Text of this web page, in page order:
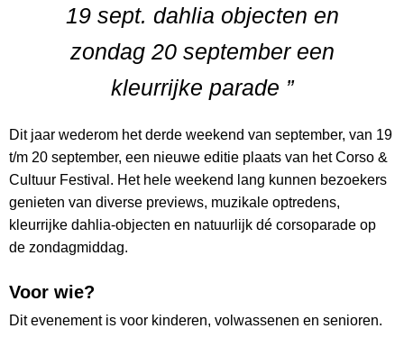
19 sept. dahlia objecten en
zondag 20 september een
kleurrijke parade ”
Dit jaar wederom het derde weekend van september, van 19
t/m 20 september, een nieuwe editie plaats van het Corso &
Cultuur Festival. Het hele weekend lang kunnen bezoekers
genieten van diverse previews, muzikale optredens,
kleurrijke dahlia-objecten en natuurlijk dé corsoparade op
de zondagmiddag.
Voor wie?
Dit evenement is voor kinderen, volwassenen en senioren.